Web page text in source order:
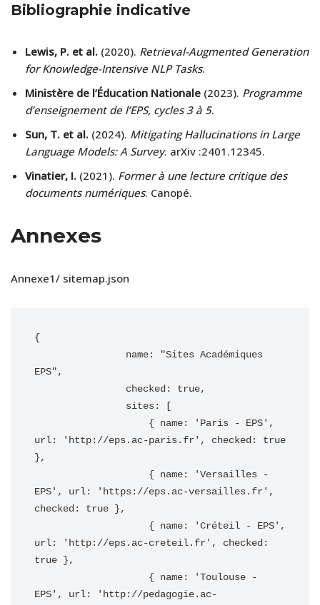
Bibliographie indicative
Lewis, P. et al. (2020). Retrieval-Augmented Generation
for Knowledge-Intensive NLP Tasks.
Ministère de l’Éducation Nationale (2023). Programme
d’enseignement de l’EPS, cycles 3 à 5.
Sun, T. et al. (2024). Mitigating Hallucinations in Large
Language Models: A Survey. arXiv :2401.12345.
Vinatier, I. (2021). Former à une lecture critique des
documents numériques. Canopé.
Annexes
Annexe1/ sitemap.json
{
EPS",
url: 'http://eps.ac-paris.fr', checked: true
},
EPS', url: 'https://eps.ac-versailles.fr',
checked: true },
url: 'http://eps.ac-creteil.fr', checked:
true },
EPS', url: 'http://pedagogie.ac-